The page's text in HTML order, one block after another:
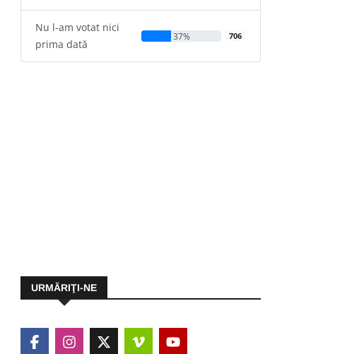
Nu l-am votat nici
prima dată
37% 706
URMĂRIŢI-NE